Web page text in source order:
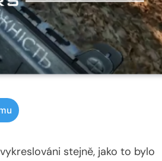
stejně, jako to bylo